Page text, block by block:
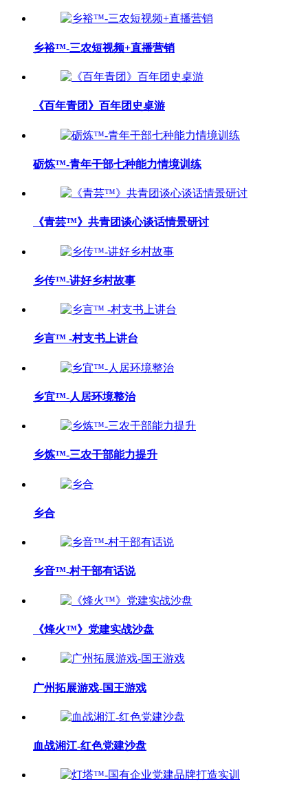
乡裕™-三农短视频+直播营销
《百年青团》百年团史桌游
砺炼™-青年干部七种能力情境训练
《青芸™》共青团谈心谈话情景研讨
乡传™-讲好乡村故事
乡言™ -村支书上讲台
乡宜™-人居环境整治
乡炼™-三农干部能力提升
乡合
乡音™-村干部有话说
《烽火™》党建实战沙盘
广州拓展游戏-国王游戏
血战湘江-红色党建沙盘